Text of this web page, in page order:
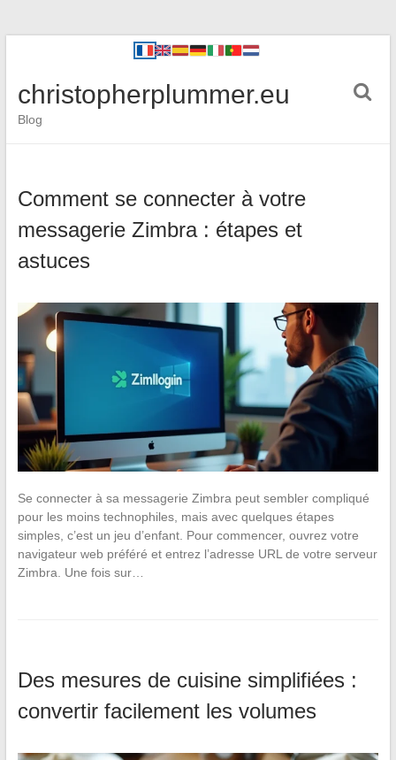
christopherplummer.eu
Blog
Comment se connecter à votre
messagerie Zimbra : étapes et
astuces
Se connecter à sa messagerie Zimbra peut sembler compliqué
pour les moins technophiles, mais avec quelques étapes
simples, c’est un jeu d’enfant. Pour commencer, ouvrez votre
navigateur web préféré et entrez l’adresse URL de votre serveur
Zimbra. Une fois sur…
Des mesures de cuisine simplifiées :
convertir facilement les volumes